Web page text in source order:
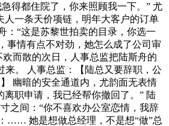
得都住院了，你来照顾我一下。” 尤
人一条天价项链，明年大客户的订单
：“这是苏黎世拍卖的目录，你选一
事情有点不对劲，她怎么成了公司审
而散的次日，人事总监把陆斯舟的
来。 人事总监：【陆总又要辞职，公
幽暗的安全通道内，尤韵面无表情
离职申请，我已经帮你撤回了。” 陆
之间：“你不喜欢办公室恋情，我辞
…… 她是想做总经理，不是想“做”总